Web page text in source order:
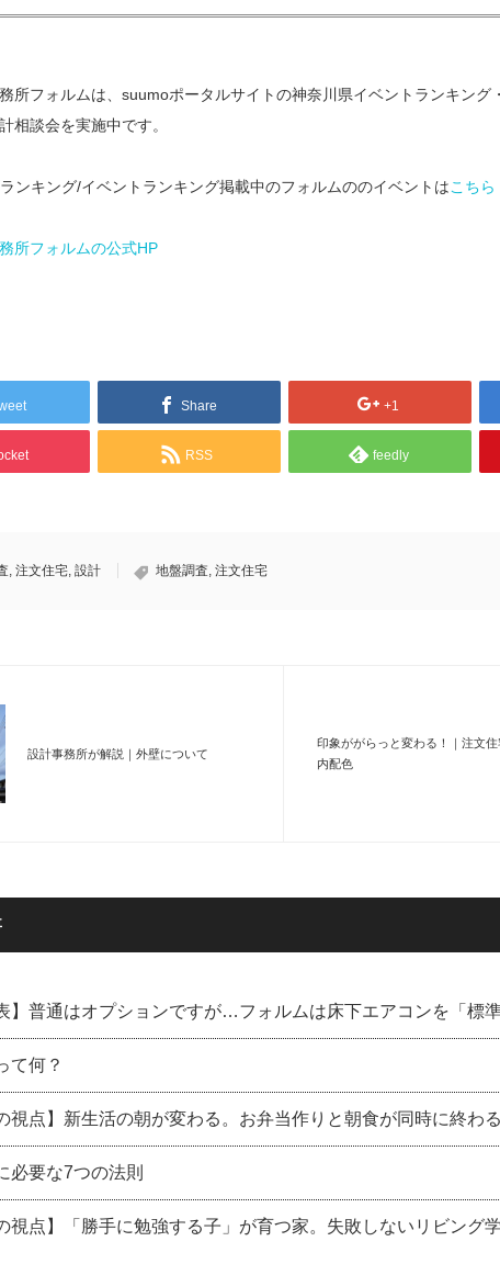
所フォルムは、suumoポータルサイトの神奈川県イベントランキング
相談会を実施中です。
ンキング/イベントランキング掲載中のフォルムののイベントはこちら
所フォルムの公式HP
Share +1
RSS feedly
, 注文住宅, 設計 地盤調査, 注文住宅
設計事務所が解説｜外壁について
印象ががらっと変わる！｜注文住
内配色
】普通はオプションですが…フォルムは床下エアコンを「標
て何？
視点】新生活の朝が変わる。お弁当作りと朝食が同時に終わ
必要な7つの法則
視点】「勝手に勉強する子」が育つ家。失敗しないリビング